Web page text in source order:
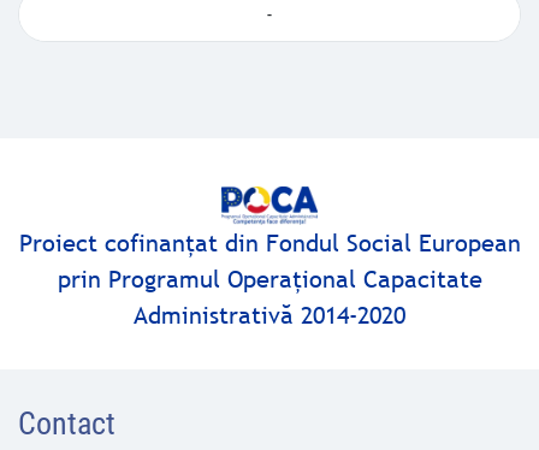
-
Proiect cofinanţat din Fondul Social European
prin Programul Operaţional Capacitate
Administrativă 2014-2020
Contact